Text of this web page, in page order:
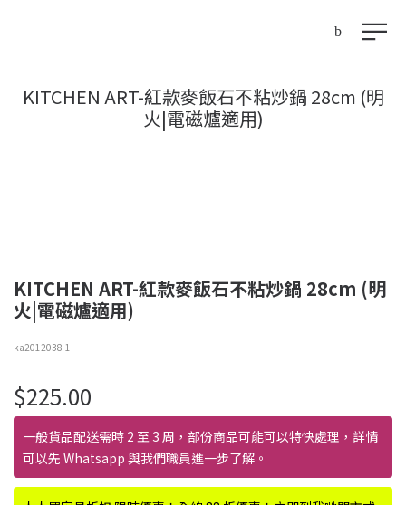
KITCHEN ART-紅款麥飯石不粘炒鍋 28cm (明
火|電磁爐適用)
KITCHEN ART-紅款麥飯石不粘炒鍋 28cm (明
火|電磁爐適用)
ka2012038-1
$225.00
一般貨品配送需時 2 至 3 周，部份商品可能可以特快處理，詳情
可以先 Whatsapp 與我們職員進一步了解。